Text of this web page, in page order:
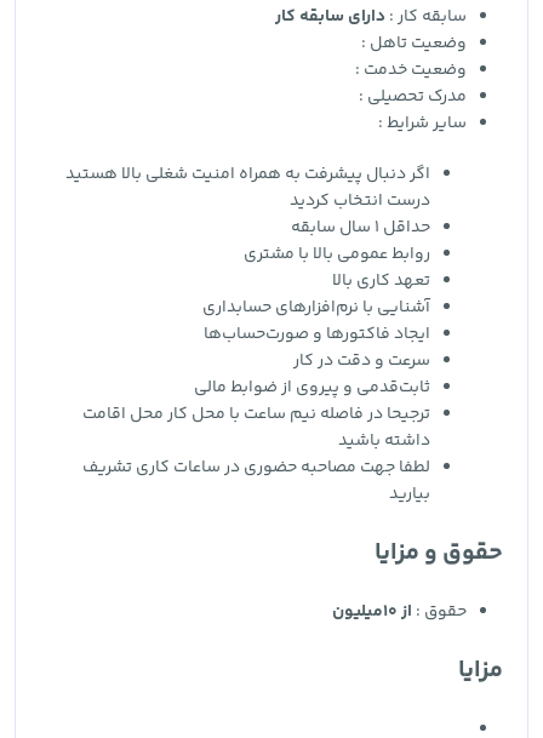
سابقه کار : دارای سابقه کار
وضعیت تاهل :
وضعیت خدمت :
مدرک تحصیلی :
سایر شرایط :
اگر دنبال پیشرفت به همراه امنیت شغلی بالا هستید
درست انتخاب کردید
حداقل 1 سال سابقه
روابط عمومی بالا با مشتری
تعهد کاری بالا
آشنایی با نرم‌افزارهای حسابداری
ایجاد فاکتورها و صورت‌حساب‌ها
سرعت و دقت در کار
ثابت‌قدمی و پیروی از ضوابط مالی
ترجیحا در فاصله نیم ساعت با محل کار محل اقامت
داشته باشید
لطفا جهت مصاحبه حضوری در ساعات کاری تشریف
بیارید
حقوق و مزایا
حقوق : از 10میلیون
مزایا